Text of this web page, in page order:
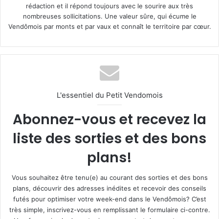
rédaction et il répond toujours avec le sourire aux très
nombreuses sollicitations. Une valeur sûre, qui écume le
Vendômois par monts et par vaux et connaît le territoire par cœur.
L'essentiel du Petit Vendomois
Abonnez-vous et recevez la
liste des sorties et des bons
plans!
Vous souhaitez être tenu(e) au courant des sorties et des bons
plans, découvrir des adresses inédites et recevoir des conseils
futés pour optimiser votre week-end dans le Vendômois? C’est
très simple, inscrivez-vous en remplissant le formulaire ci-contre.